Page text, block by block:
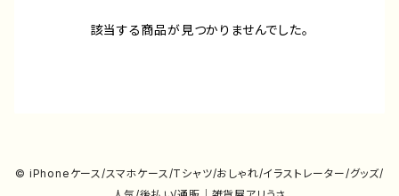
該当する商品が見つかりませんでした。
© iPhoneケース/スマホケース/Tシャツ/おしゃれ/イラストレーター/グッズ/